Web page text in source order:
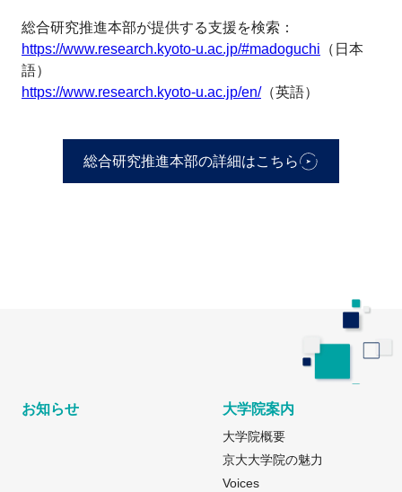
総合研究推進本部が提供する支援を検索：
https://www.research.kyoto-u.ac.jp/#madoguchi （日本
語）
https://www.research.kyoto-u.ac.jp/en/（英語）
総合研究推進本部の詳細はこちら
お知らせ 大学院案内
大学院概要
京大大学院の魅力
Voices